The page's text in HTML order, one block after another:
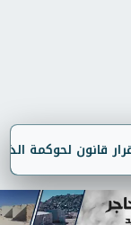
لحوكمة الذكاء